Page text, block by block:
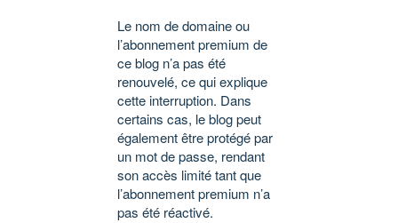
Le nom de domaine ou
l’abonnement premium de
ce blog n’a pas été
renouvelé, ce qui explique
cette interruption. Dans
certains cas, le blog peut
également être protégé par
un mot de passe, rendant
son accès limité tant que
l’abonnement premium n’a
pas été réactivé.